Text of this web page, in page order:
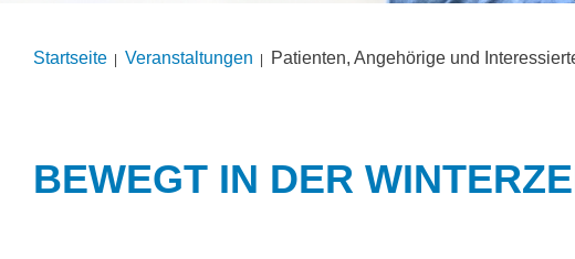
Startseite Veranstal­tungen Patienten, Angehörige und
BEWEGT IN DER